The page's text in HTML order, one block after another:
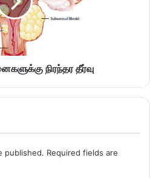
நிரந்தர தீர்வு
published. Required fields are